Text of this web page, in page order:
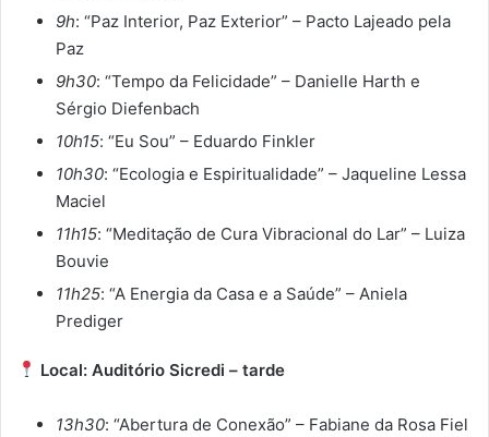
9h: “Paz Interior, Paz Exterior” – Pacto Lajeado pela
Paz
9h30: “Tempo da Felicidade” – Danielle Harth e
Sérgio Diefenbach
10h15: “Eu Sou” – Eduardo Finkler
10h30: “Ecologia e Espiritualidade” – Jaqueline Lessa
Maciel
11h15: “Meditação de Cura Vibracional do Lar” – Luiza
Bouvie
11h25: “A Energia da Casa e a Saúde” – Aniela
Prediger
Local: Auditório Sicredi – tarde
13h30: “Abertura de Conexão” – Fabiane da Rosa Fiel